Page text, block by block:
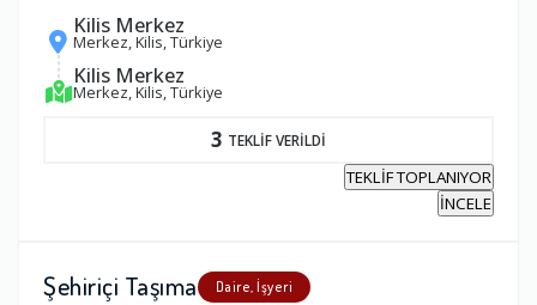
Kilis Merkez
Merkez, Kilis, Türkiye
Kilis Merkez
Merkez, Kilis, Türkiye
3 TEKLİF VERİLDİ
TEKLİF TOPLANIYOR
İNCELE
Şehiriçi Taşıma Daire, İşyeri